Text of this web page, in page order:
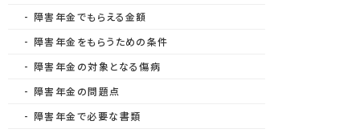
障害年金でもらえる金額
障害年金をもらうための条件
障害年金の対象となる傷病
障害年金の問題点
障害年金で必要な書類